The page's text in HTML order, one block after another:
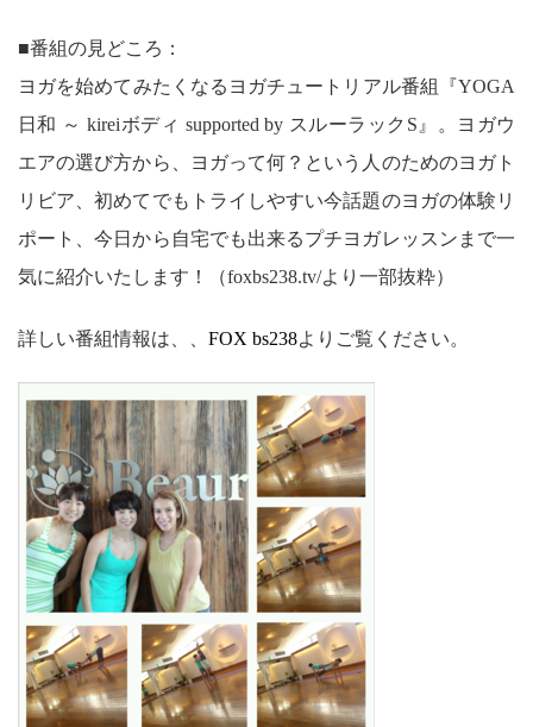
■番組の見どころ：
ヨガを始めてみたくなるヨガチュートリアル番組『YOGA
日和 ～ kireiボディ supported by スルーラックS』。ヨガウ
エアの選び方から、ヨガって何？という人のためのヨガト
リビア、初めてでもトライしやすい今話題のヨガの体験リ
ポート、今日から自宅でも出来るプチヨガレッスンまで一
気に紹介いたします！（foxbs238.tv/より一部抜粋）
詳しい番組情報は、、 FOX bs238よりご覧ください。